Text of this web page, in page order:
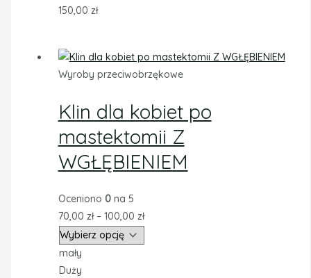
150,00 zł
Wyroby przeciwobrzękowe
Klin dla kobiet po
mastektomii Z
WGŁĘBIENIEM
Oceniono 0na 5
70,00 zł – 100,00 zł
mały
Duży